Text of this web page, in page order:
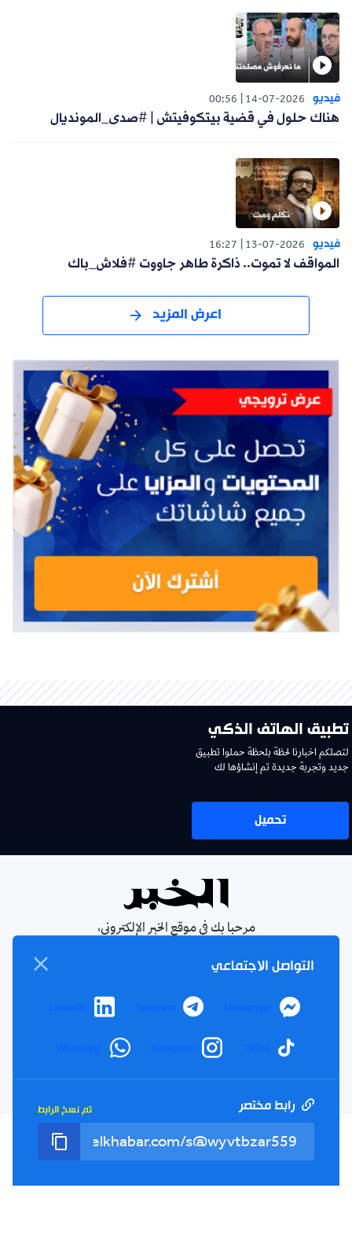
فيديو 14-07-2026
00:56
هناك حلول في قضية بيتكوفيتش | #صدى_المونديال
فيديو 13-07-2026
16:27
المواقف لا تموت.. ذاكرة طاهر جاووت #فلاش_باك
اعرض المزيد
تطبيق الهاتف الذكي
لتصلكم اخبارنا لحظة بلحظة حملوا تطبيق
جديد وتجربة جديدة تم إنشاؤها لك
تحميل
مرحبا بك في موقع الخبر الإلكتروني،
الإشتراك في النشرة البريدية
بإشتراكك معنا ستتمكن من الحصول على آخر الأخبار التي سيتم
نشرها في الموقع
الالكتروني
سياسة الخصوصية
التواصل الاجتماعي
Messenger
Telegram
LinkedIn
TikTok
Instagram
WhatsApp
رابط مختصر تم نسخ الرابط